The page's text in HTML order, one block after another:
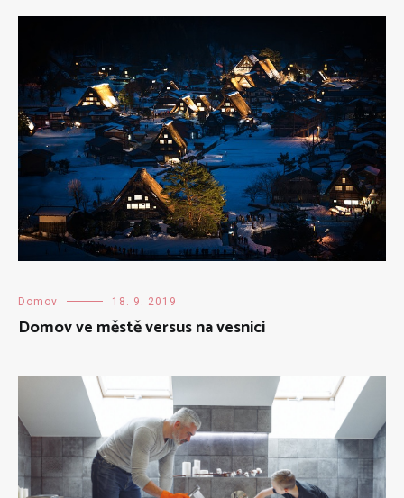
Domov 18. 9. 2019
Domov ve městě versus na vesnici